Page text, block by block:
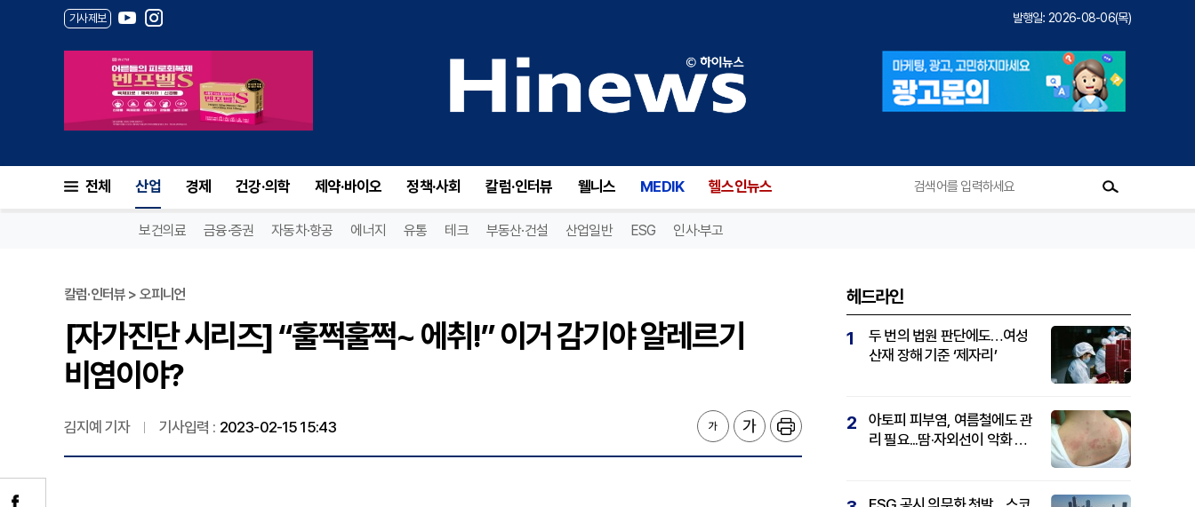
기사제보 발행일: 2026-08-06(목)
전체 산업 경제 건강·의학 제약·바이오 정책·사회 칼럼·인터뷰 웰니스 MEDIK 헬스인뉴스
보건의료 금융·증권 자동차·항공 에너지 유통 테크 부동산·건설 산업일반 ESG 인사·부고
칼럼·인터뷰 > 오피니언
[자가진단 시리즈] “훌쩍훌쩍~ 에취!” 이거 감기야 알레르기
비염이야?
김지예 기자 기사입력 : 2023-02-15 15:43
헤드라인
1
두 번의 법원 판단에도…여성
산재 장해 기준 ‘제자리’
2
아토피 피부염, 여름철에도 관
리 필요...땀·자외선이 악화 요